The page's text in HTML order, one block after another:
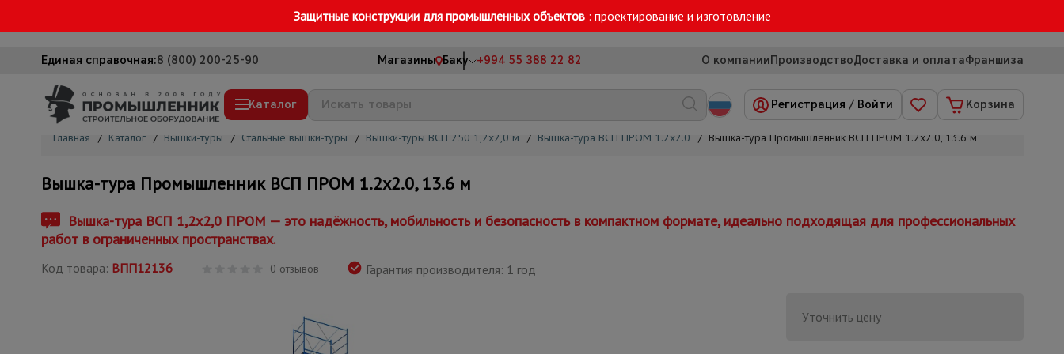
Защитные конструкции для промышленных объектов : проектирование и изготовление
Единая справочная:8 (800) 200-25-90 Магазины Баку +994 55 388 22 82 О компанииПроизводствоДоставка и оплатаФраншиза
Каталог
Вышки-туры
Подмости строительные
Сетка, тенты, брезенты
Строительные подъемники
Мусоропровод строительный
Регистрация / Войти Корзина
Главная / Каталог / Вышки-туры / Стальные вышки-туры / Вышки-туры ВСП 250 1,2x2,0 м / Вышка-тура ВСП ПРОМ 1.2х2.0 / Вышка-тура Промышленник ВСП ПРОМ 1.2х2.0, 13.6 м
Вышка-тура Промышленник ВСП ПРОМ 1.2х2.0, 13.6 м
Вышка-тура ВСП 1,2x2,0 ПРОМ — это надёжность, мобильность и безопасность в компактном формате, идеально подходящая для профессиональных
работ в ограниченных пространствах.
Код товара: ВПП12136 0 отзывов Гарантия производителя: 1 год
Уточнить цену